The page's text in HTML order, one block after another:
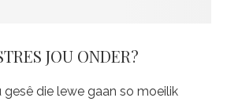
JOU ONDER?
gesê die lewe gaan so moeilik